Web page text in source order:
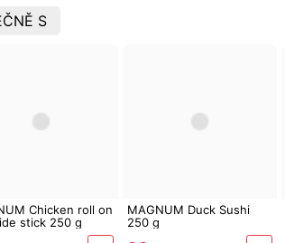
S
Chicken roll on
stick 250 g
MAGNUM Duck Sushi
250 g